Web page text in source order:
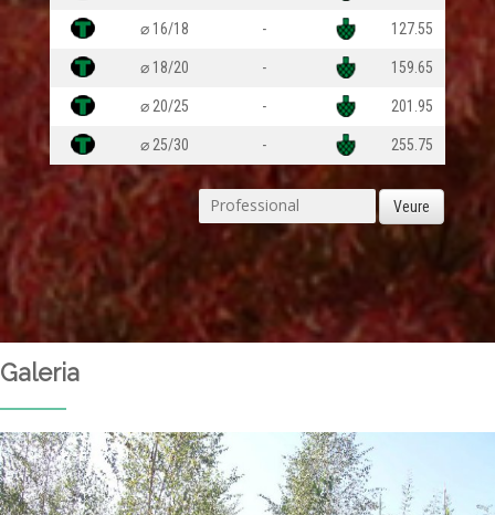
⌀ 16/18 - 127.55
⌀ 18/20 - 159.65
⌀ 20/25 - 201.95
⌀ 25/30 - 255.75
Veure
Galeria